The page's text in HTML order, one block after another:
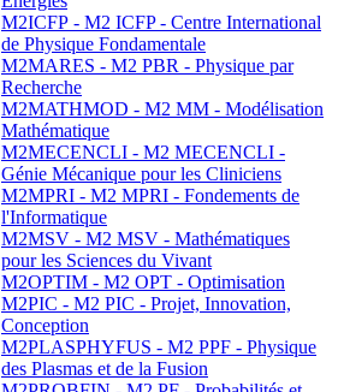
M2ICFP - M2 ICFP - Centre International
de Physique Fondamentale
M2MARES - M2 PBR - Physique par
Recherche
M2MATHMOD - M2 MM - Modélisation
Mathématique
M2MECENCLI - M2 MECENCLI -
Génie Mécanique pour les Cliniciens
M2MPRI - M2 MPRI - Fondements de
l'Informatique
M2MSV - M2 MSV - Mathématiques
pour les Sciences du Vivant
M2OPTIM - M2 OPT - Optimisation
M2PIC - M2 PIC - Projet, Innovation,
Conception
M2PLASPHYFUS - M2 PPF - Physique
des Plasmas et de la Fusion